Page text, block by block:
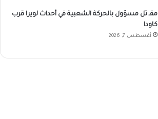
مقـ.تل مسؤول بالحركة الشعبية في أحداث لويرا قرب
كاودا
أغسطس 7, 2026